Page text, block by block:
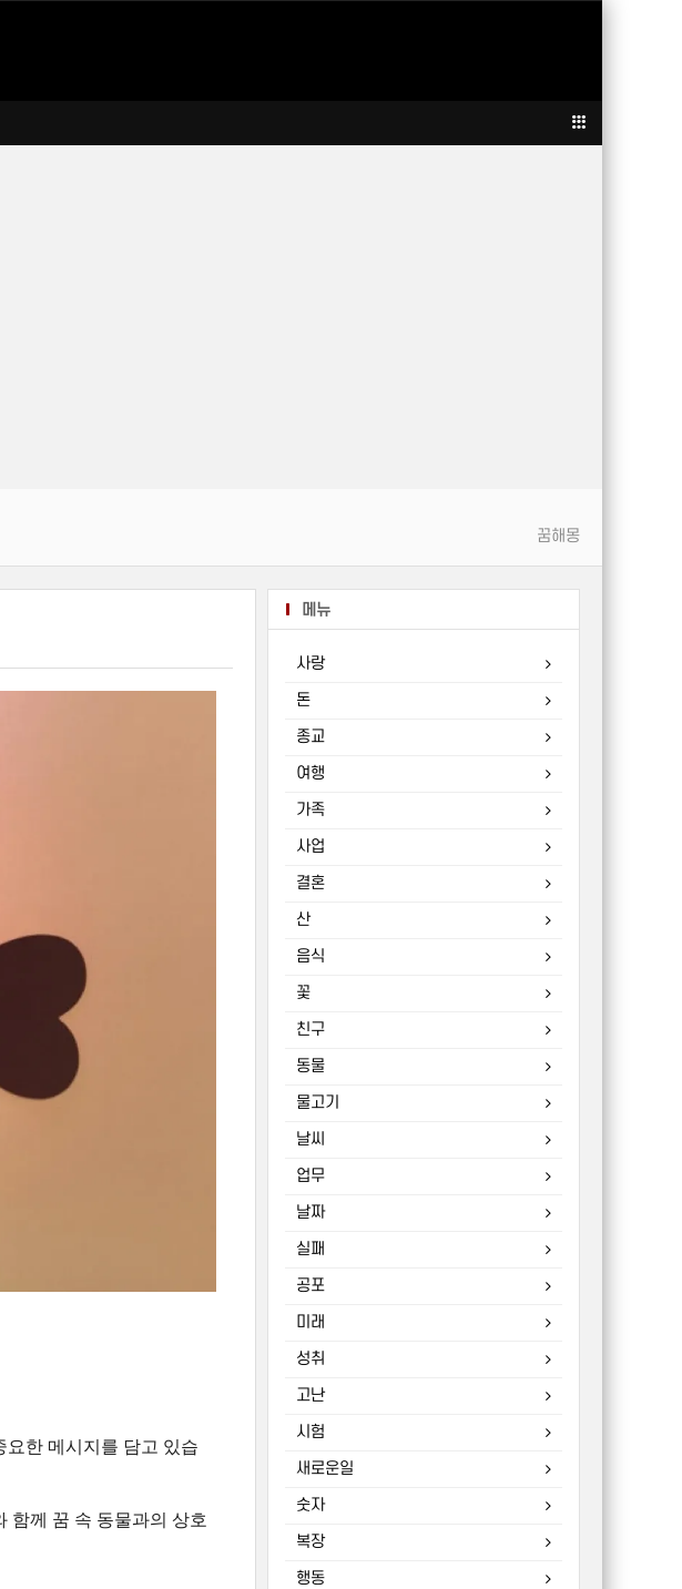
꿈해몽
한 메시지를 담고 있습
함께 꿈 속 동물과의 상호
메뉴
사랑
돈
종교
여행
가족
사업
결혼
산
음식
꽃
친구
동물
물고기
날씨
업무
날짜
실패
공포
미래
성취
고난
시험
새로운일
숫자
복장
행동